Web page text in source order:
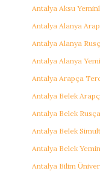
Antalya Aksu
Antalya Alanya
Antalya Alanya
Antalya Alanya
Antalya Arapça
Antalya Belek
Antalya Belek
Antalya Belek
Antalya Belek
Antalya Bilim